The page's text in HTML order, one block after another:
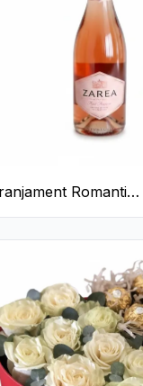
Romantic
Trandafiri Roșii și